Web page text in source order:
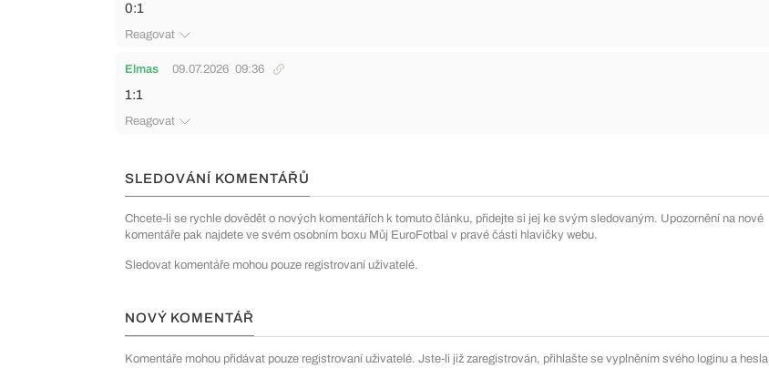
0:1
Reagovat
Elmas 09.07.2026 09:36
1:1
Reagovat
SLEDOVÁNÍ KOMENTÁŘŮ
Chcete-li se rychle dovědět o nových komentářích k tomuto článku, přidejte si jej ke svým sledovaným. Upozornění na nové
komentáře pak najdete ve svém osobním boxu Můj EuroFotbal v pravé části hlavičky webu.
Sledovat komentáře mohou pouze registrovaní uživatelé.
NOVÝ KOMENTÁŘ
Komentáře mohou přidávat pouze registrovaní uživatelé. Jste-li již zaregistrován, přihlašte se vyplněním svého loginu a hesla